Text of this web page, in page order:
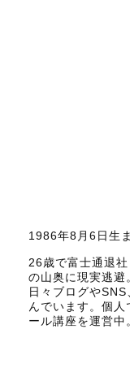
1986年8月6日生
26歳で富士通退
の山奥に現実逃避
日々ブログや
んでいます。個
ール講座を運営中